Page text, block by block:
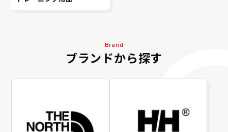
Brand
ブランドから探す